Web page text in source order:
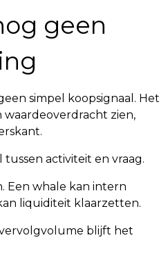
geen
simpel koopsignaal. Het
zien,
tussen activiteit en vraag.
Een whale kan intern
liquiditeit klaarzetten.
blijft het